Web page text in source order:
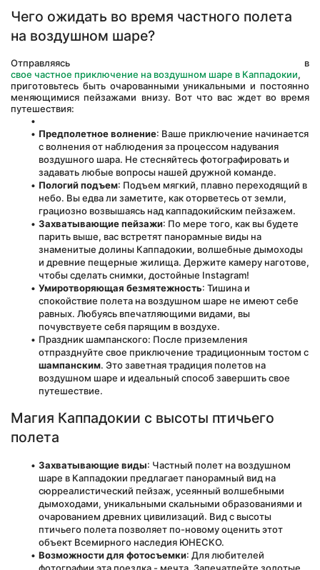
Чего ожидать во время частного полета
на воздушном шаре?
Отправляясь в
свое частное приключение на воздушном шаре в Каппадокии,
приготовьтесь быть очарованными уникальными и постоянно
меняющимися пейзажами внизу. Вот что вас ждет во время
путешествия:
Предполетное волнение: Ваше приключение начинается
с волнения от наблюдения за процессом надувания
воздушного шара. Не стесняйтесь фотографировать и
задавать любые вопросы нашей дружной команде.
Пологий подъем: Подъем мягкий, плавно переходящий в
небо. Вы едва ли заметите, как оторветесь от земли,
грациозно возвышаясь над каппадокийским пейзажем.
Захватывающие пейзажи: По мере того, как вы будете
парить выше, вас встретят панорамные виды на
знаменитые долины Каппадокии, волшебные дымоходы
и древние пещерные жилища. Держите камеру наготове,
чтобы сделать снимки, достойные Instagram!
Умиротворяющая безмятежность: Тишина и
спокойствие полета на воздушном шаре не имеют себе
равных. Любуясь впечатляющими видами, вы
почувствуете себя парящим в воздухе.
Праздник шампанского: После приземления
шампанским. Это заветная традиция полетов на
воздушном шаре и идеальный способ завершить свое
путешествие.
Магия Каппадокии с высоты птичьего
полета
Захватывающие виды: Частный полет на воздушном
шаре в Каппадокии предлагает панорамный вид на
сюрреалистический пейзаж, усеянный волшебными
дымоходами, уникальными скальными образованиями и
очарованием древних цивилизаций. Вид с высоты
птичьего полета позволяет по-новому оценить этот
объект Всемирного наследия ЮНЕСКО.
Возможности для фотосъемки: Для любителей